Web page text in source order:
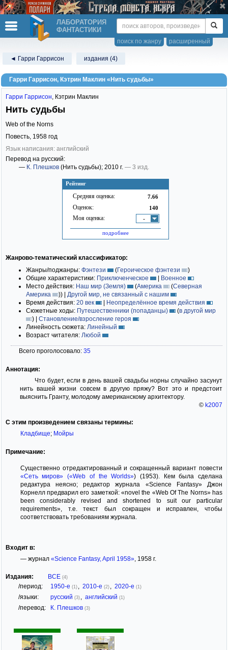
ЛАБОРАТОРИЯ
ФАНТАСТИКИ
расширенный
поиск по жанру
◄ Гарри Гаррисон издания (4)
Гарри Гаррисон, Кэтрин Маклин «Нить судьбы»
Рейтинг
Средняя оценка: 7.66
Оценок: 140
Моя оценка: -
подробнее
Гарри Гаррисон, Кэтрин Маклин
Нить судьбы
Web of the Norns
Повесть, 1958 год
Язык написания: английский
Перевод на русский:
— К. Плешков (Нить судьбы); 2010 г. — 3 изд.
Жанрово-тематический классификатор:
Жанры/поджанры: Фэнтези (Героическое фэнтези
)
Общие характеристики: Приключенческое | Военное
Место действия: Наш мир (Земля) (Америка (Северная
Америка
)) | Другой мир, не связанный с нашим
Время действия: 20 век | Неопределённое время действия
Сюжетные ходы: Путешественники (попаданцы) (в другой мир
) | Становление/взросление героя
Линейность сюжета: Линейный
Возраст читателя: Любой
Всего проголосовало: 35
Аннотация:
Что будет, если в день вашей свадьбы норны случайно засунут
нить вашей жизни совсем в другую пряжу? Вот это и предстоит
выяснить Гранту, молодому американскому архитектору.
© k2007
С этим произведением связаны термины:
Кладбище; Мойры
Примечание:
Существенно отредактированный и сокращенный вариант повести
«Сеть миров» («Web of the Worlds») (1953). Кем была сделана
редактура неясно; редактор журнала «Science Fantasy» Джон
Корнелл предварил его заметкой: «novel the «Web Of The Norns» has
been considerably revised and shortened to suit our particular
requirements», т.е. текст был сокращен и исправлен, чтобы
соответствовать требованиям журнала.
Входит в:
— журнал «Science Fantasy, April 1958», 1958 г.
Издания: ВСЕ (4)
/период: 1950-е (1) 2010-е (2) 2020-е (1)
/языки: русский (3) английский (1)
/перевод: К. Плешков (3)